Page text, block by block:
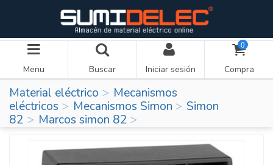
Menu Buscar Iniciar sesión
0
Compra
Material eléctrico
Mecanismos
eléctricos
Mecanismos Simon
Simon
82
Marcos simon 82